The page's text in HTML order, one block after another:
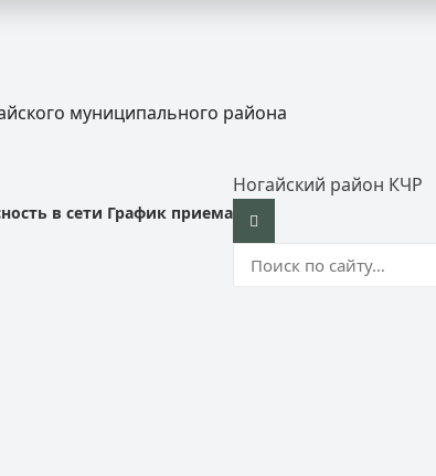
муниципального района
в сети График приема
Ногайский район КЧР